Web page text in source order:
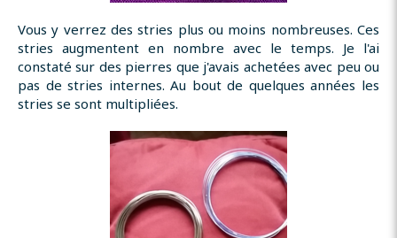
Vous y verrez des stries plus ou moins nombreuses. Ces
stries augmentent en nombre avec le temps. Je l'ai
constaté sur des pierres que j'avais achetées avec peu ou
pas de stries internes. Au bout de quelques années les
stries se sont multipliées.